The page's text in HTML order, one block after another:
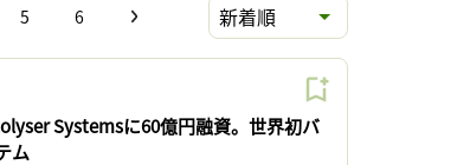
5 6 新着順
Systemsに60億円融資。世界初バ
ム